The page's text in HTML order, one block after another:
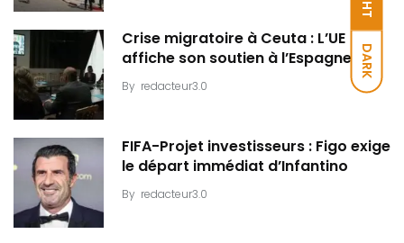
DARK
Crise migratoire à Ceuta : L’UE
affiche son soutien à l’Espagne
By redacteur3.0
FIFA-Projet investisseurs : Figo exige
le départ immédiat d’Infantino
By redacteur3.0